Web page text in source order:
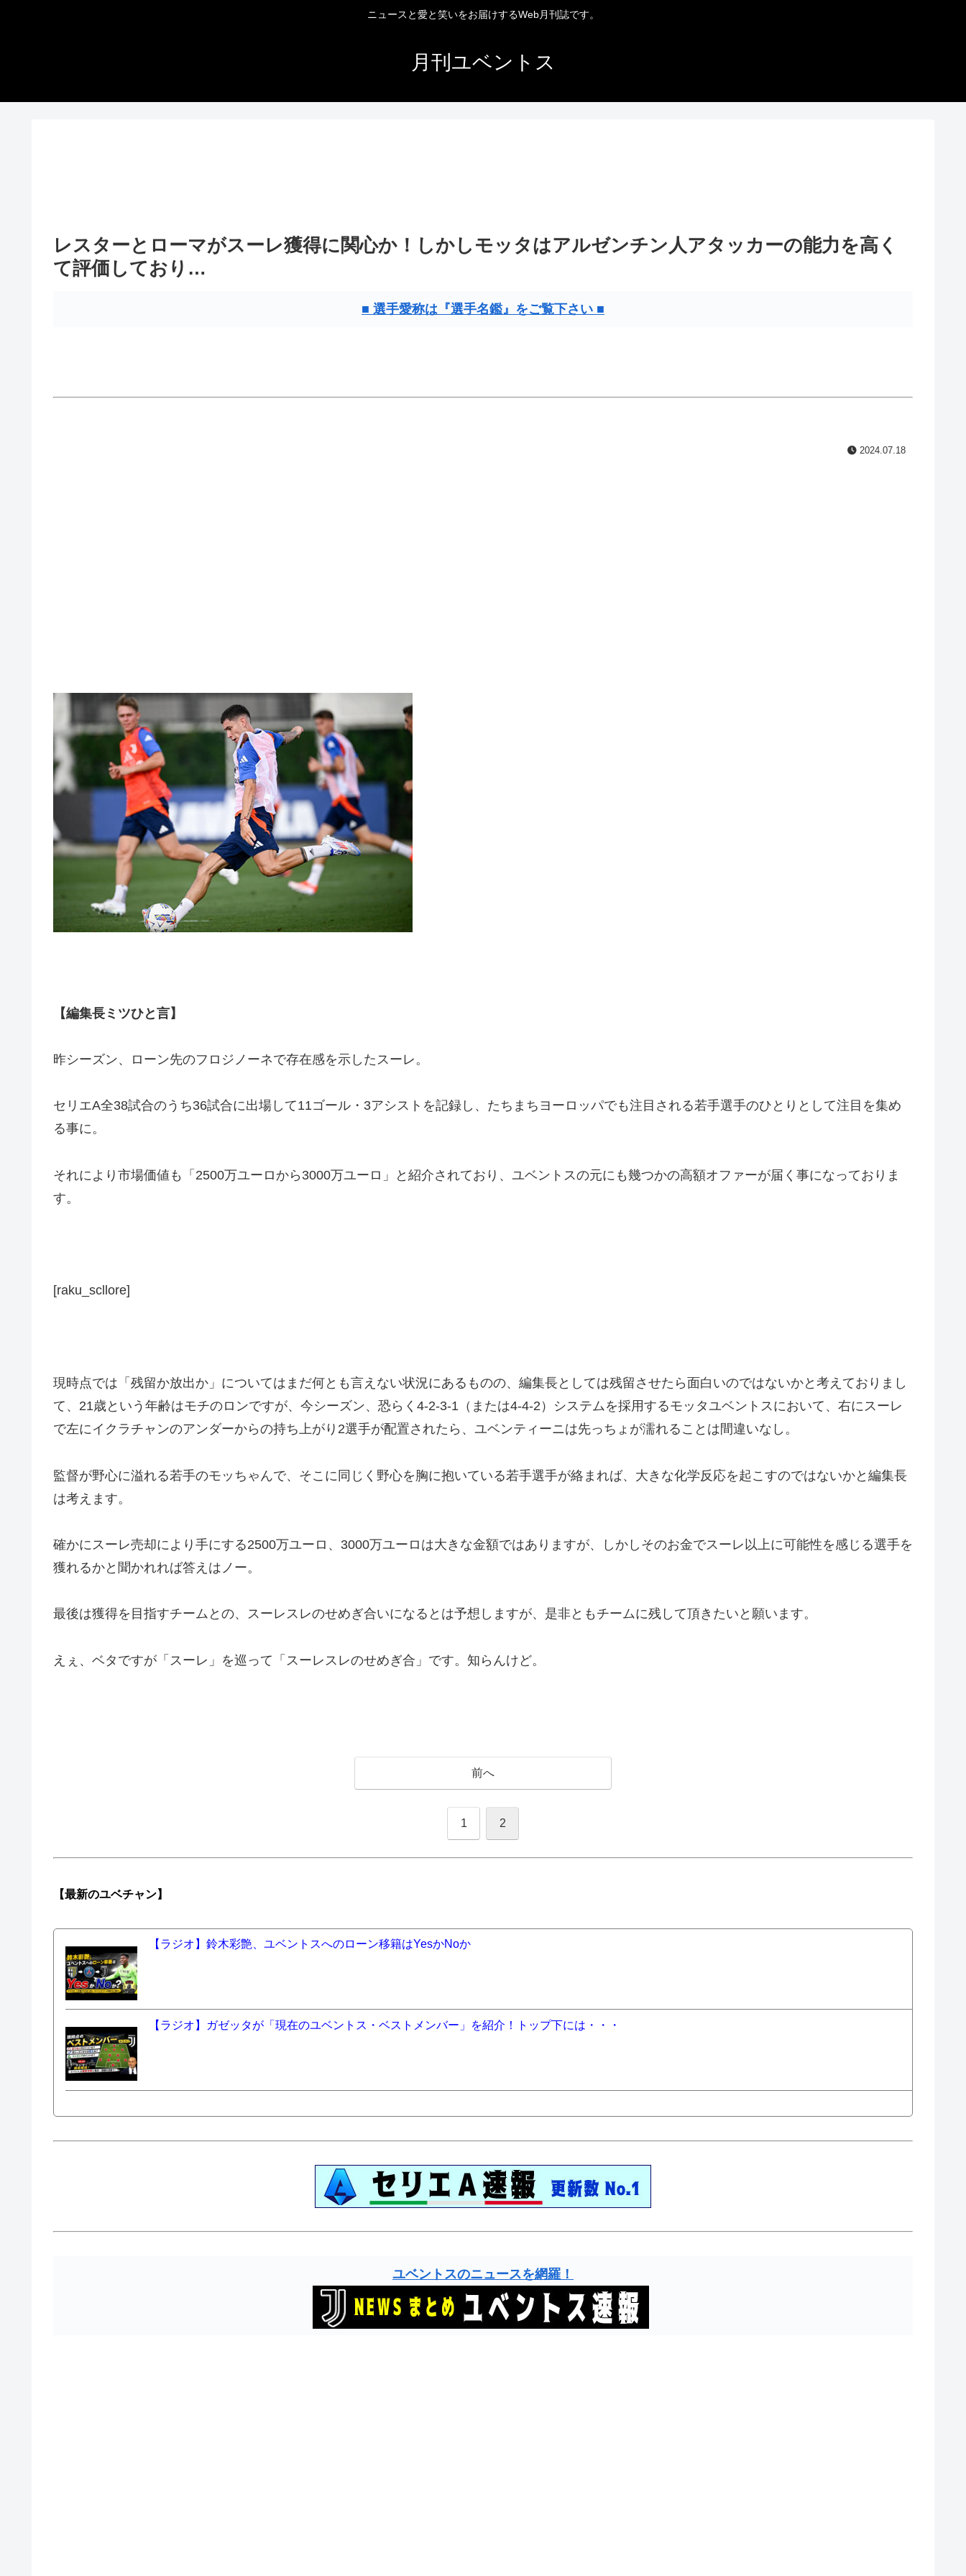
ニュースと愛と笑いをお届けするWeb月刊誌です。
月刊ユベントス
レスターとローマがスーレ獲得に関心か！しかしモッタはアルゼンチン人アタッカーの能力を高く
て評価しており…
■ 選手愛称は『選手名鑑』をご覧下さい ■
2024.07.18
【編集長ミツひと言】
昨シーズン、ローン先のフロジノーネで存在感を示したスーレ。
セリエA全38試合のうち36試合に出場して11ゴール・3アシストを記録し、たちまちヨーロッパでも注目される若手選手のひとりとして注目を集め
る事に。
それにより市場価値も「2500万ユーロから3000万ユーロ」と紹介されており、ユベントスの元にも幾つかの高額オファーが届く事になっておりま
す。
[raku_scllore]
現時点では「残留か放出か」についてはまだ何とも言えない状況にあるものの、編集長としては残留させたら面白いのではないかと考えておりまし
て、21歳という年齢はモチのロンですが、今シーズン、恐らく4-2-3-1（または4-4-2）システムを採用するモッタユベントスにおいて、右にスーレ
で左にイクラチャンのアンダーからの持ち上がり2選手が配置されたら、ユベンティーニは先っちょが濡れることは間違いなし。
監督が野心に溢れる若手のモッちゃんで、そこに同じく野心を胸に抱いている若手選手が絡まれば、大きな化学反応を起こすのではないかと編集長
は考えます。
確かにスーレ売却により手にする2500万ユーロ、3000万ユーロは大きな金額ではありますが、しかしそのお金でスーレ以上に可能性を感じる選手を
獲れるかと聞かれれば答えはノー。
最後は獲得を目指すチームとの、スーレスレのせめぎ合いになるとは予想しますが、是非ともチームに残して頂きたいと願います。
えぇ、ベタですが「スーレ」を巡って「スーレスレのせめぎ合」です。知らんけど。
前へ
1 2
【最新のユベチャン】
【ラジオ】鈴木彩艶、ユベントスへのローン移籍はYesかNoか
【ラジオ】ガゼッタが「現在のユベントス・ベストメンバー」を紹介！トップ下には・・・
ユベントスのニュースを網羅！